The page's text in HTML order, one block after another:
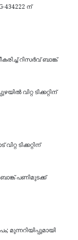
434222 ന്
റിസര്‍വ് ബാങ്ക്
വിറ്റ ടിക്കറ്റിന്
ടിക്കറ്റിന്
പണിമുടക്ക്
മുന്നറിയിപ്പുമായി